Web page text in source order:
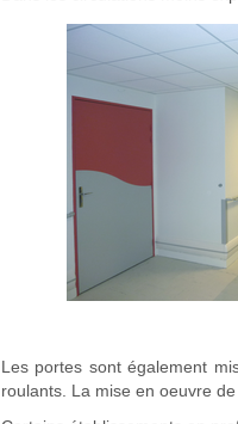
Les portes sont également
roulants. La mise en oeuvre